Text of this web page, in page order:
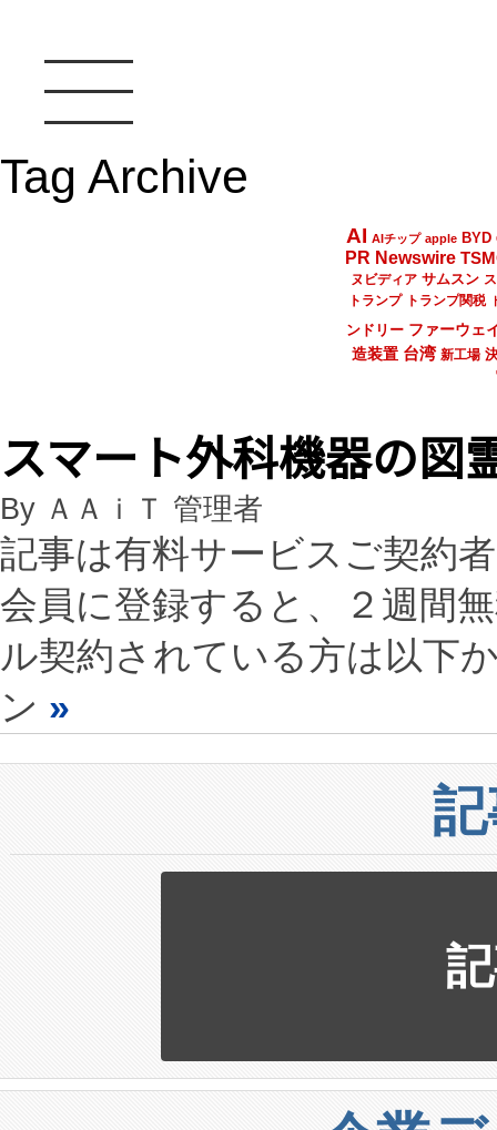
Tag Archive
AI AIチップ apple BYD
PR Newswire
ヌビディア サムスン
トランプ
トランプ関税
ンドリー ファーウェ
造装置 台湾 新工場
スマート外科機器の図
By ＡＡｉＴ 管理者
記事は有料サービスご契約
会員に登録すると、２週間
ル契約されている方は以下
ン »